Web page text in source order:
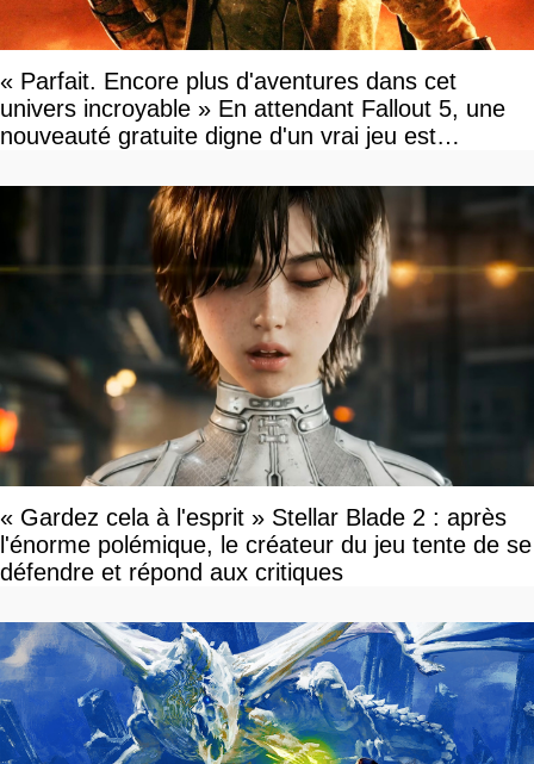
« Parfait. Encore plus d'aventures dans cet
univers incroyable » En attendant Fallout 5, une
nouveauté gratuite digne d'un vrai jeu est
« Gardez cela à l'esprit » Stellar Blade 2 : après
l'énorme polémique, le créateur du jeu tente de se
défendre et répond aux critiques